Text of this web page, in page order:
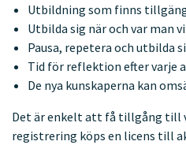
Utbildning som finns
Utbilda sig när och var man
Pausa, repetera och utbilda
Tid för reflektion efter varje
De nya kunskaperna kan
Det är enkelt att få tillgång till
registrering köps en licens till